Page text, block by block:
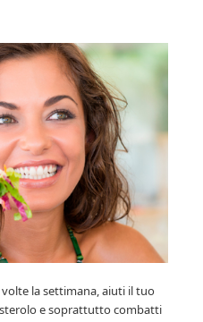
la settimana, aiuti il tuo
e soprattutto combatti